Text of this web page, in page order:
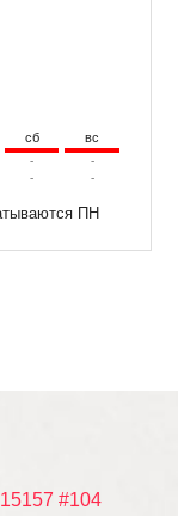
сб вс
-
-
-
-
ПН